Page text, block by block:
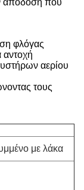
απόδοση που
φλόγας
αντοχή
αερίου
τους
με λάκα